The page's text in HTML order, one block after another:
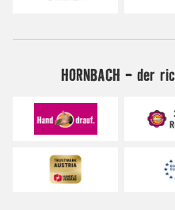
HORNBACH - der